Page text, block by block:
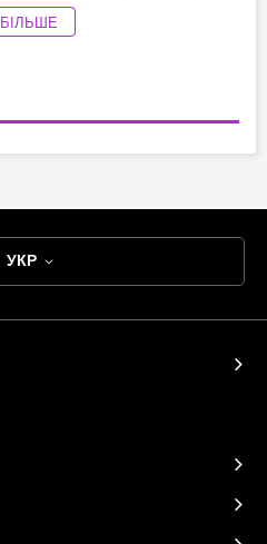
при найінтенсивніших
лінії та не створюючи зайвих
відповідальних виступів.
БІЛЬШЕ
УКР